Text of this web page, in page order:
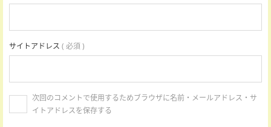
サイトアドレス ( 必須 )
次回のコメントで使用するためブラウザに名前・メールアドレス・サ
イトアドレスを保存する